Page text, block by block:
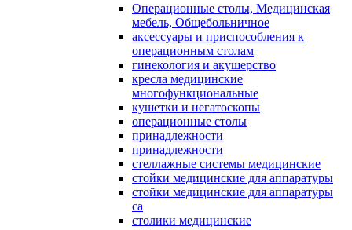
Операционные столы, Медицинская
мебель, Общебольничное
аксессуары и приспособления к
операционным столам
гинекология и акушерство
кресла медицинские
многофункциональные
кушетки и негатоскопы
операционные столы
принадлежности
принадлежности
стеллажные системы медицинские
стойки медицинские для аппаратуры
стойки медицинские для аппаратуры
са
столики медицинские